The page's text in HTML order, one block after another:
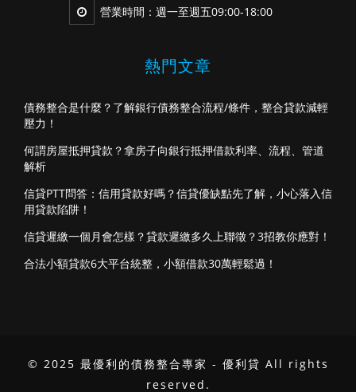
營業時間：週一至週五09:00-18:00
熱門文章
債務整合是什麼？了解銀行債務整合流程/條件，整合貸款減輕
壓力！
何謂房屋抵押貸款？拿房子向銀行抵押借款利率、流程、管道
解析
信貸PTT問答：信用貸款好嗎？信貸優缺點先了解，小心落入信
用貸款陷阱！
信貸遲繳一個月會怎樣？貸款遲繳多久上聯徵？3招教你應對！
合法小額貸款6大平台統整，小額借款30萬輕鬆過！
© 2025 最優利的債務整合專家 - 優利貸 All rights
reserved.